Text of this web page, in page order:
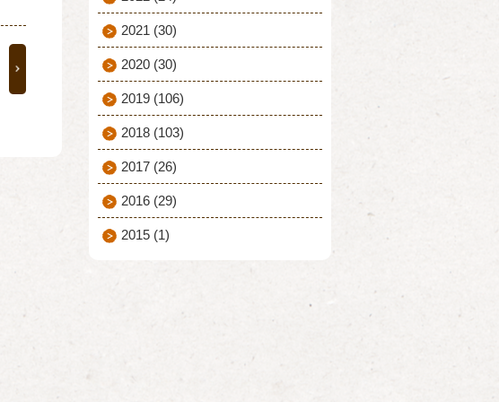
2021 (30)
2020 (30)
2019 (106)
2018 (103)
2017 (26)
2016 (29)
2015 (1)